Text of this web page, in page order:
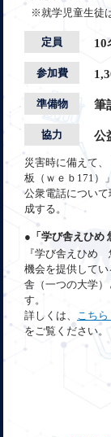
※就学児童生徒
定員 10
参加費
準備物 筆
協力 公
災害時に備えて
板（ｗｅｂ171）
公衆電話につい
成する。
●「学び舎えひめ
『学び舎えひめ
機会を提供して
舎（一つの大学
す。
詳しくは、 こち
をご覧ください。